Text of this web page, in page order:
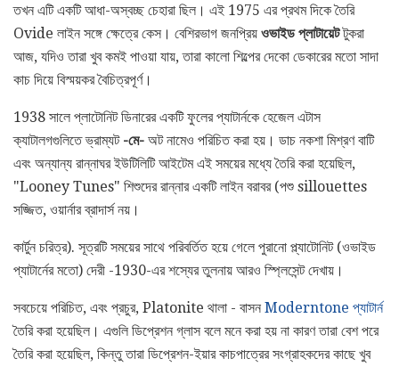
তখন এটি একটি আধা-অস্বচ্ছ চেহারা ছিল। এই 1975 এর প্রথম দিকে তৈরি
Ovide লাইন সঙ্গে ক্ষেত্রে কেস। বেশিরভাগ জনপ্রিয় ওভাইড প্লাটায়েটটুকরা
আজ, যদিও তারা খুব কমই পাওয়া যায়, তারা কালো শিল্পের দেকো ডেকারের মতো সাদা
কাচ দিয়ে বিস্ময়কর বৈচিত্রপূর্ণ।
1938 সালে প্লাটোনিট ডিনারের একটি ফুলের প্যাটার্নকে হেজেল এটাস
ক্যাটালগগুলিতে ভ্রাম্যট -মে- অট নামেও পরিচিত করা হয়। ডাচ নকশা মিশ্রণ বাটি
এবং অন্যান্য রান্নাঘর ইউটিলিটি আইটেম এই সময়ের মধ্যে তৈরি করা হয়েছিল,
"Looney Tunes" শিশুদের রান্নার একটি লাইন বরাবর (পশু sillouettes
সজ্জিত, ওয়ার্নার ব্রাদার্স নয়।
কার্টুন চরিত্র). সূত্রটি সময়ের সাথে পরিবর্তিত হয়ে গেলে পুরানো প্ল্যাটোনিট (ওভাইড
প্যাটার্নের মতো) দেরী -1930-এর শস্যের তুলনায় আরও স্প্লিসেন্ট দেখায়।
সবচেয়ে পরিচিত, এবং প্রচুর, Platonite থালা - বাসন Moderntone প্যাটার্ন
তৈরি করা হয়েছিল। এগুলি ডিপ্রেশন গ্লাস বলে মনে করা হয় না কারণ তারা বেশ পরে
তৈরি করা হয়েছিল, কিন্তু তারা ডিপ্রেশন-ইয়ার কাচপাত্রের সংগ্রাহকদের কাছে খুব